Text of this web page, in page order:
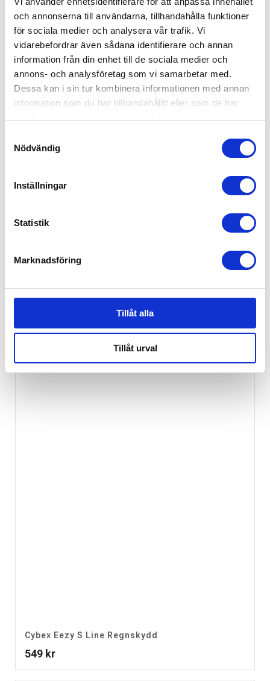
och annonserna till användarna, tillhandahålla funktioner
för sociala medier och analysera vår trafik. Vi
vidarebefordrar även sådana identifierare och annan
information från din enhet till de sociala medier och
annons- och analysföretag som vi samarbetar med.
Dessa kan i sin tur kombinera informationen med annan
information som du har tillhandahållit eller som de har
Nödvändig
Inställningar
Statistik
Marknadsföring
Tillåt alla
Tillåt urval
Cybex Orfeo/Libelle Bumper Bar/Bygel
Cybex Eezy S Line Regnskydd
549 kr